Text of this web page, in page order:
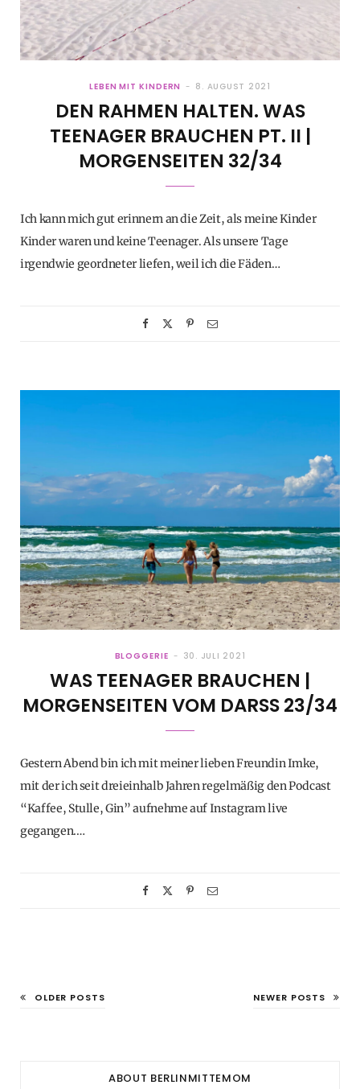
LEBEN MIT KINDERN 8. AUGUST 2021
DEN RAHMEN HALTEN. WAS
TEENAGER BRAUCHEN PT. II |
MORGENSEITEN 32/34
Ich kann mich gut erinnern an die Zeit, als meine Kinder
Kinder waren und keine Teenager. Als unsere Tage
irgendwie geordneter liefen, weil ich die Fäden…
BLOGGERIE 30. JULI 2021
WAS TEENAGER BRAUCHEN |
MORGENSEITEN VOM DARSS 23/34
Gestern Abend bin ich mit meiner lieben Freundin Imke,
mit der ich seit dreieinhalb Jahren regelmäßig den Podcast
“Kaffee, Stulle, Gin” aufnehme auf Instagram live
gegangen.…
OLDER POSTS NEWER POSTS
ABOUT BERLINMITTEMOM